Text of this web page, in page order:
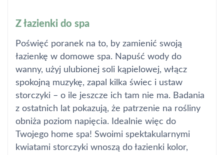
Z łazienki do spa
Poświęć poranek na to, by zamienić swoją
łazienkę w domowe spa. Napuść wody do
wanny, użyj ulubionej soli kąpielowej, włącz
spokojną muzykę, zapal kilka świec i ustaw
storczyki – o ile jeszcze ich tam nie ma. Badania
z ostatnich lat pokazują, że patrzenie na rośliny
obniża poziom napięcia. Idealnie więc do
Twojego home spa! Swoimi spektakularnymi
kwiatami storczyki wnoszą do łazienki kolor,